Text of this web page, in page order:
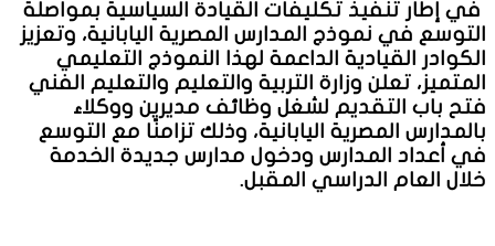
في إطار تنفيذ تكليفات القيادة السياسية بمواصلة
التوسع في نموذج المدارس المصرية اليابانية، وتعزيز
الكوادر القيادية الداعمة لهذا النموذج التعليمي
المتميز، تعلن وزارة التربية والتعليم والتعليم الفني
فتح باب التقديم لشغل وظائف مديرين ووكلاء
بالمدارس المصرية اليابانية، وذلك تزامنًا مع التوسع
في أعداد المدارس ودخول مدارس جديدة الخدمة
خلال العام الدراسي المقبل.